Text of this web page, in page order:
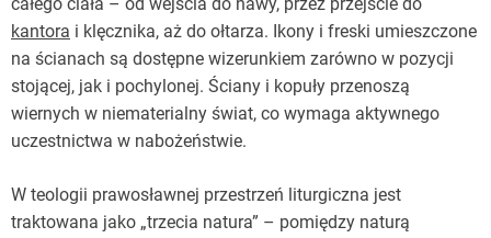
kantora i klęcznika, aż do ołtarza. Ikony i freski umieszczone
na ścianach są dostępne wizerunkiem zarówno w pozycji
stojącej, jak i pochylonej. Ściany i kopuły przenoszą
wiernych w niematerialny świat, co wymaga aktywnego
uczestnictwa w nabożeństwie.
W teologii prawosławnej przestrzeń liturgiczna jest
traktowana jako „trzecia natura” – pomiędzy naturą